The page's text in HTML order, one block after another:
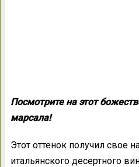
Посмотрите на этот
марсала!
Этот оттенок получил свое
итальянского десертного